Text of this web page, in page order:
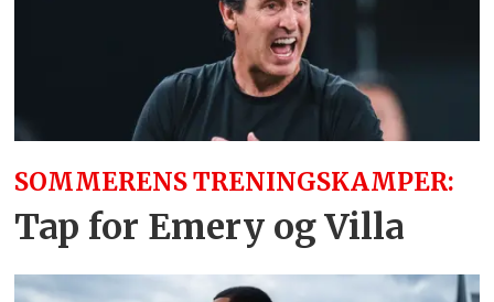
SOMMERENS TRENINGSKAMPER:
Tap for Emery og Villa